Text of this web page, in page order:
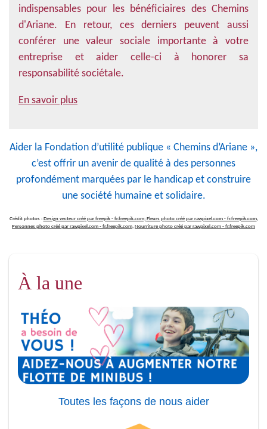
indispensables pour les bénéficiaires des Chemins
d'Ariane. En retour, ces derniers peuvent aussi
conférer une valeur sociale importante à votre
entreprise et aider celle-ci à honorer sa
responsabilité sociétale.
En savoir plus
Aider la Fondation d’utilité publique « Chemins d’Ariane »,
c’est offrir un avenir de qualité à des personnes
profondément marquées par le handicap et construire
une société humaine et solidaire.
Crédit photos : Design vecteur créé par freepik - fr.freepik.com; Fleurs photo créé par rawpixel.com - fr.freepik.com,
Personnes photo créé par rawpixel.com - fr.freepik.com, Nourriture photo créé par rawpixel.com - fr.freepik.com
À la une
Toutes les façons de nous aider